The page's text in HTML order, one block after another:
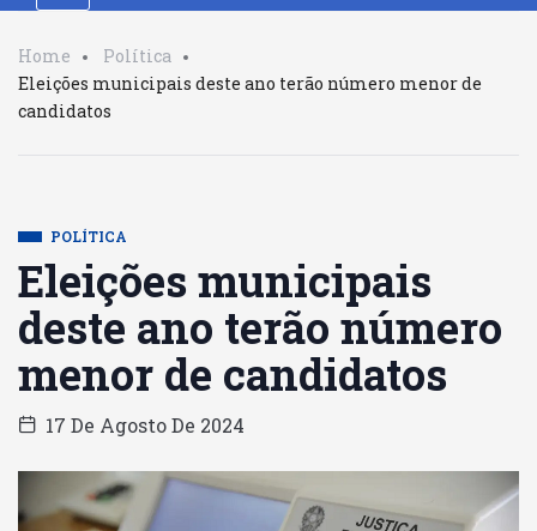
Home
Política
Eleições municipais deste ano terão número menor de
candidatos
POLÍTICA
Eleições municipais
deste ano terão número
menor de candidatos
17 De Agosto De 2024